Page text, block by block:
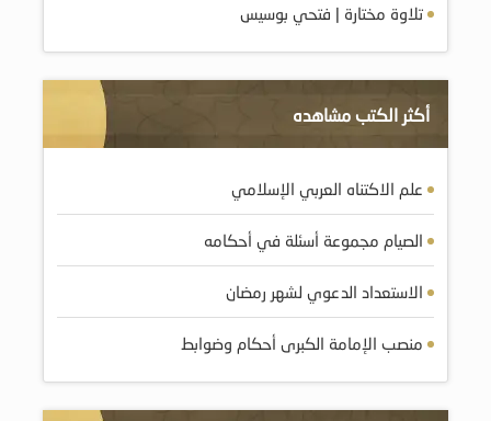
تلاوة مختارة | فتحي بوسيس
أكثر الكتب مشاهده
علم الاكتناه العربي الإسلامي
الصيام مجموعة أسئلة في أحكامه
الاستعداد الدعوي لشهر رمضان
منصب الإمامة الكبرى أحكام وضوابط